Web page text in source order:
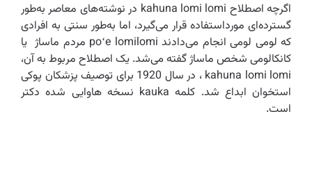
اگرچه اصطلاح kahuna lomi lomi در نوشته‌های معاصر به‌طور
گسترده‌ای مورداستفاده قرار می‌گیرد، اما به‌طور سنتی به افرادی
که لومی لومی انجام می‌دادند poʻe lomilomi مردم ماساژ یا
کانکالومی شخص ماساژ گفته می‌شد. یک اصطلاح مربوط به آن،
kahuna lomi lomi ، در سال 1920 برای توصیف پزشکان پوکی
استخوان ابداع شد. کلمه kauka نسخه هاوایی شده دکتر
است.